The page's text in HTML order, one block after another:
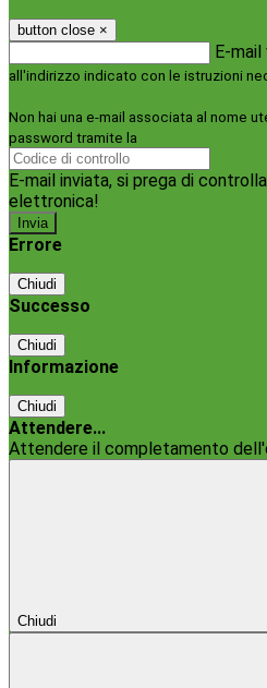
button close ×
E-mail
all'indirizzo indicato con le istruzioni
Non hai una e-mail associata al nome
password tramite la
E-mail inviata, si prega di
elettronica!
Errore
Chiudi
Successo
Chiudi
Informazione
Chiudi
Attendere...
Attendere il completamento
Chiudi